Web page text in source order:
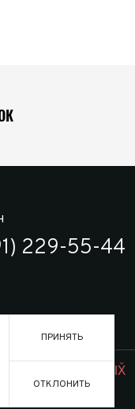
229-55-44
Заказать
ПРИНЯТЬ
ОТКЛОНИТЬ